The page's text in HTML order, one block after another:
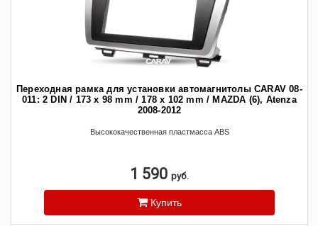
Переходная рамка для установки автомагнитолы CARAV 08-
011: 2 DIN / 173 x 98 mm / 178 x 102 mm / MAZDA (6), Atenza
2008-2012
Высококачественная пластмасса ABS
1 590 руб.
Купить